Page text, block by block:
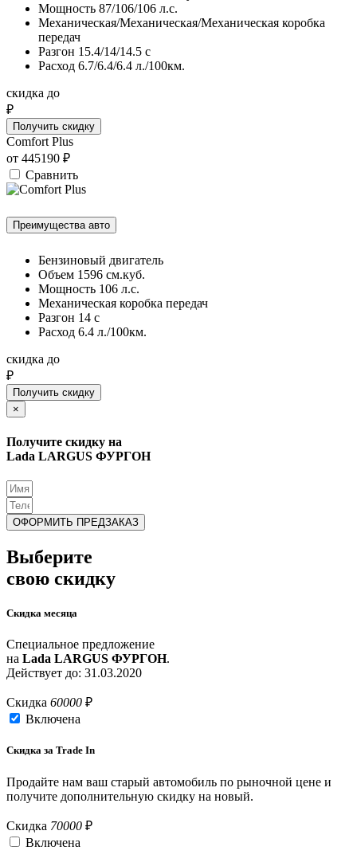
Мощность 87/106/106 л.с.
Механическая/Механическая/Механическая коробка
передач
Разгон 15.4/14/14.5 c
Расход 6.7/6.4/6.4 л./100км.
скидка до
₽
Получить скидку
Comfort Plus
от 445190 ₽
Сравнить
Преимущества авто
Бензиновый двигатель
Объем 1596 см.куб.
Мощность 106 л.с.
Механическая коробка передач
Разгон 14 c
Расход 6.4 л./100км.
скидка до
₽
Получить скидку
×
Получите скидку на
Lada LARGUS ФУРГОН
ОФОРМИТЬ ПРЕДЗАКАЗ
Выберите
свою скидку
Скидка месяца
Специальное предложение
на Lada LARGUS ФУРГОН.
Действует до: 31.03.2020
Скидка 60000 ₽
Включена
Скидка за Trade In
Продайте нам ваш старый автомобиль по рыночной цене и
получите дополнительную скидку на новый.
Скидка 70000 ₽
Включена